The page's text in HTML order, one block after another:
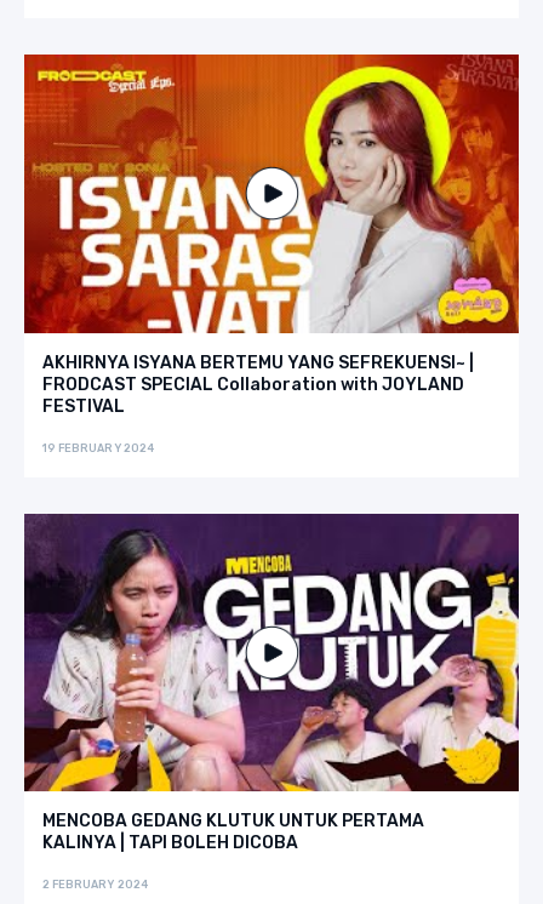
AKHIRNYA ISYANA BERTEMU YANG SEFREKUENSI~ |
FRODCAST SPECIAL Collaboration with JOYLAND
FESTIVAL
19 FEBRUARY 2024
MENCOBA GEDANG KLUTUK UNTUK PERTAMA
KALINYA | TAPI BOLEH DICOBA
2 FEBRUARY 2024